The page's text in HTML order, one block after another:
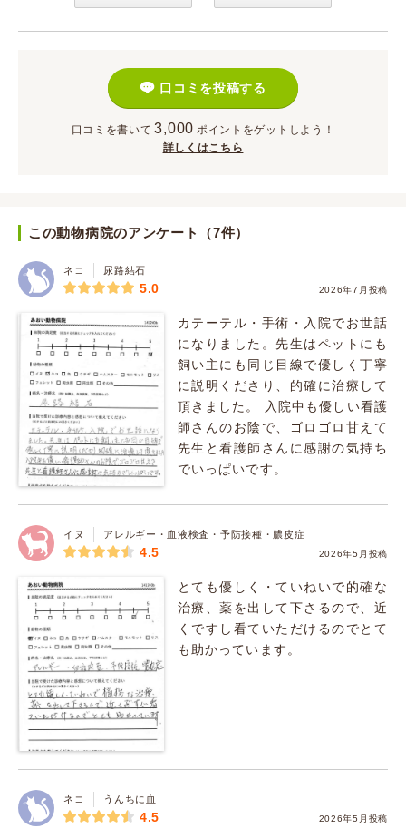
口コミを投稿する
口コミを書いて 3,000 ポイント をゲットしよう！
詳しくはこちら
この動物病院のアンケート（7件）
ネコ 尿路結石
2026年7月投稿
5.0
カテーテル・手術・入院でお世話
になりました。先生はペットにも
飼い主にも同じ目線で優しく丁寧
に説明くださり、的確に治療して
頂きました。 入院中も優しい看護
師さんのお陰で、ゴロゴロ甘えて
先生と看護師さんに感謝の気持ち
でいっぱいです。
イヌ アレルギー・血液検査・予防接種・膿皮症
2026年5月投稿
4.5
とても優しく・ていねいで的確な
治療、薬を出して下さるので、近
くですし看ていただけるのでとて
も助かっています。
ネコ うんちに血
2026年5月投稿
4.5